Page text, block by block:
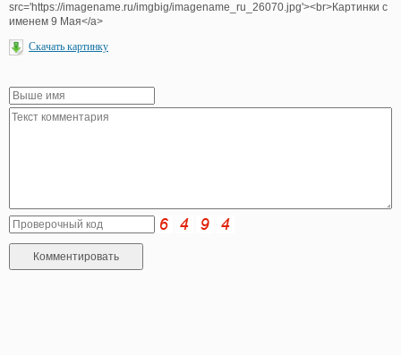
src='https://imagename.ru/imgbig/imagename_ru_26070.jpg'><br>Картинки с
именем 9 Мая</a>
Скачать картинку